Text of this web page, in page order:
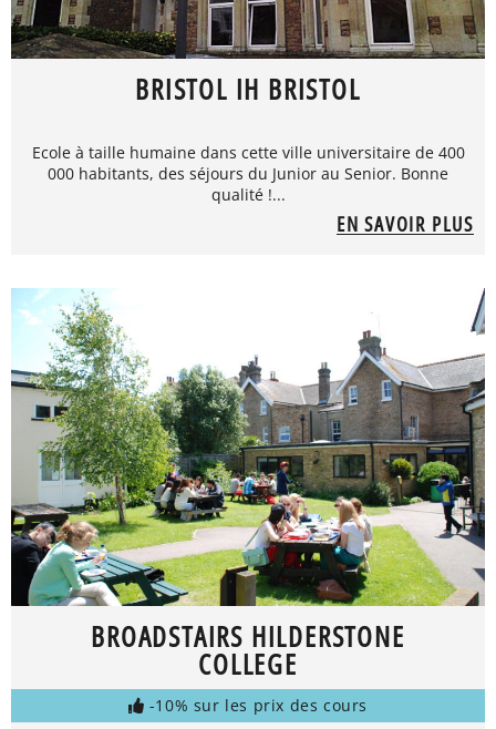
BRISTOL IH BRISTOL
Ecole à taille humaine dans cette ville universitaire de 400
000 habitants, des séjours du Junior au Senior. Bonne
qualité !...
EN SAVOIR PLUS
BROADSTAIRS HILDERSTONE
COLLEGE
-10% sur les prix des cours